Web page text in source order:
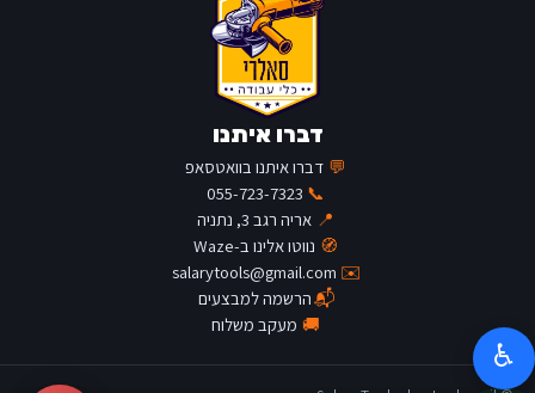
דברו איתנו
💬 דברו איתנו בוואטסאפ
📞
055-723-7323
📍 אריה רגב 3, נתניה
🧭 נווטו אלינו ב-Waze
✉️
salarytools@gmail.com
📬הרשמה למבצעים
🚚 מעקב משלוח
♿